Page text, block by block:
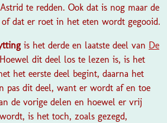
te redden. Ook dat is nog maar de
dat er roet in het eten wordt gegooid.
is het derde en laatste deel van De
dit deel los te lezen is, is het
het eerste deel begint, daarna het
pas dit deel, want er wordt af en toe
de vorige delen en hoewel er vrij
is het toch, zoals gezegd,